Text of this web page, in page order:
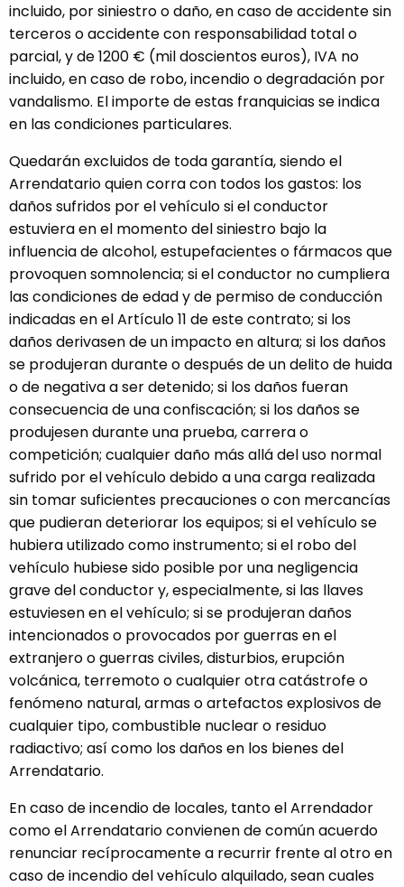
incluido, por siniestro o daño, en caso de accidente sin
terceros o accidente con responsabilidad total o
parcial, y de 1200 € (mil doscientos euros), IVA no
incluido, en caso de robo, incendio o degradación por
vandalismo. El importe de estas franquicias se indica
en las condiciones particulares.
Quedarán excluidos de toda garantía, siendo el
Arrendatario quien corra con todos los gastos: los
daños sufridos por el vehículo si el conductor
estuviera en el momento del siniestro bajo la
influencia de alcohol, estupefacientes o fármacos que
provoquen somnolencia; si el conductor no cumpliera
las condiciones de edad y de permiso de conducción
indicadas en el Artículo 11 de este contrato; si los
daños derivasen de un impacto en altura; si los daños
se produjeran durante o después de un delito de huida
o de negativa a ser detenido; si los daños fueran
consecuencia de una confiscación; si los daños se
produjesen durante una prueba, carrera o
competición; cualquier daño más allá del uso normal
sufrido por el vehículo debido a una carga realizada
sin tomar suficientes precauciones o con mercancías
que pudieran deteriorar los equipos; si el vehículo se
hubiera utilizado como instrumento; si el robo del
vehículo hubiese sido posible por una negligencia
grave del conductor y, especialmente, si las llaves
estuviesen en el vehículo; si se produjeran daños
intencionados o provocados por guerras en el
extranjero o guerras civiles, disturbios, erupción
volcánica, terremoto o cualquier otra catástrofe o
fenómeno natural, armas o artefactos explosivos de
cualquier tipo, combustible nuclear o residuo
radiactivo; así como los daños en los bienes del
Arrendatario.
En caso de incendio de locales, tanto el Arrendador
como el Arrendatario convienen de común acuerdo
renunciar recíprocamente a recurrir frente al otro en
caso de incendio del vehículo alquilado, sean cuales